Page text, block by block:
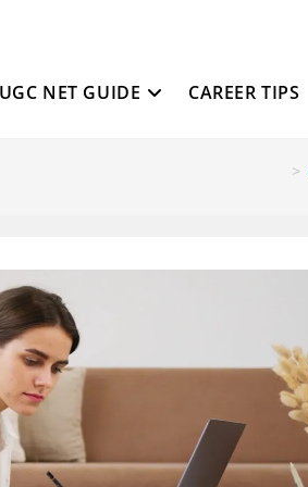
UGC NET GUIDE CAREER TIPS
>